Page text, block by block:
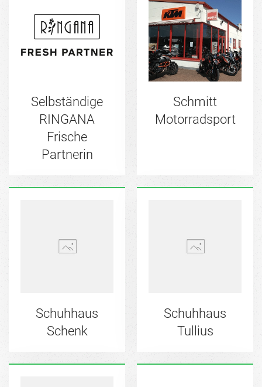
Selbständige
RINGANA
Frische
Partnerin
Schmitt
Motorradsport
Schuhhaus
Schenk
Schuhhaus
Tullius